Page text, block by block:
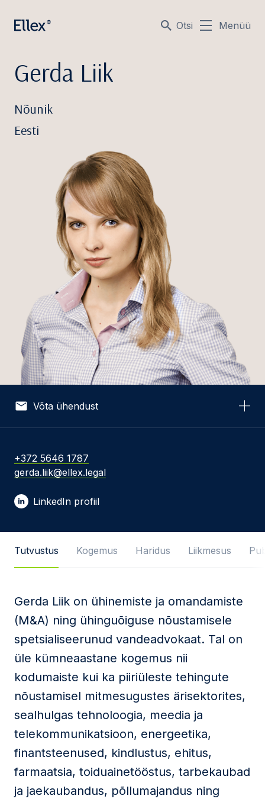
Otsi Menüü
Gerda Liik
Nõunik
Eesti
Võta ühendust
E-post *
Sõnum
Nõustun privaatsuspoliitika
kasutustingimustega
Seda veebilehte kaitseb reCAPTCHA ning kehtivad
Google'iprivaatsuspoliitikajateenusetingimused
Saada
+372 5646 1787
gerda.liik@ellex.legal
LinkedIn profiil
Tutvustus Kogemus Haridus Liikmesus
Gerda Liik on ühinemiste ja omandamiste
(M&A) ning ühinguõiguse nõustamisele
spetsialiseerunud vandeadvokaat. Tal on
üle kümneaastane kogemus nii
kodumaiste kui ka piiriüleste tehingute
nõustamisel mitmesugustes ärisektorites,
sealhulgas tehnoloogia, meedia ja
telekommunikatsioon, energeetika,
finantsteenused, kindlustus, ehitus,
farmaatsia, toiduainetööstus, tarbekaubad
ja jaekaubandus, põllumajandus ning